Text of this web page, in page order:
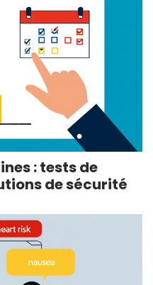
: tests de
de sécurité